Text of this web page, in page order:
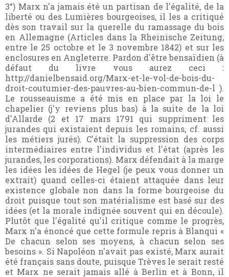
3°) Marx n'a jamais été un partisan de l'égalité, de la
liberté ou des Lumières bourgeoises, il les a critiqué
dès son travail sur la querelle du ramassage du bois
en Allemagne (Articles dans la Rheinische Zeitung,
entre le 25 octobre et le 3 novembre 1842) et sur les
enclosures en Angleterre. Pardon d'être bensaïdien (à
défaut du livre vous aurez ceci :
http://danielbensaid.org/Marx-et-le-vol-de-bois-du-
droit-coutumier-des-pauvres-au-bien-commun-de-l ).
Le rousseauisme a été mis en place par la loi le
chapelier (j'y reviens plus bas) à la suite de la loi
d'Allarde (2 et 17 mars 1791 qui suppriment les
jurandes qui existaient depuis les romains, cf. aussi
les métiers jurés). C'était la suppression des corps
intermédiaires entre l'individus et l'état (après les
jurandes, les corporations). Marx défendait à la marge
les idées les idées de Hegel (je peux vous donner un
extrait) quand celles-ci étaient attaquée dans leur
existence globale non dans la forme bourgeoise du
droit puisque tout son matérialisme est basé sur des
idées (et la morale indignée souvent qui en découle).
Plutôt que l'égalité qu'il critique comme le progrès,
Marx n'a énoncé que cette formule repris à Blanqui «
De chacun selon ses moyens, à chacun selon ses
besoins ». Si Napoléon n'avait pas existé, Marx aurait
été français sans doute, puisque Trèves le serait resté
et Marx ne serait jamais allé à Berlin et à Bonn, il